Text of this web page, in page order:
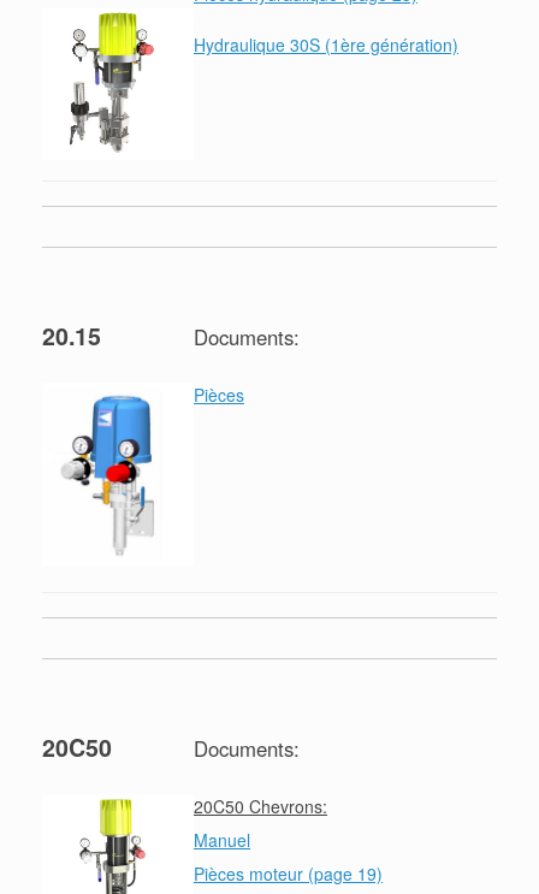
Hydraulique 30S (1ère génération)
20.15 Documents:
Pièces
20C50 Documents:
20C50 Chevrons:
Manuel
Pièces moteur (page 19)